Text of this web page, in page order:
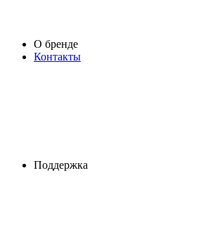
О бренде
Контакты
Поддержка